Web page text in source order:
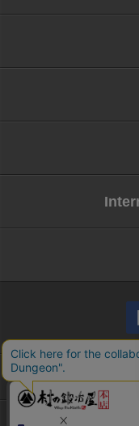
会社概要
お問い合わせ